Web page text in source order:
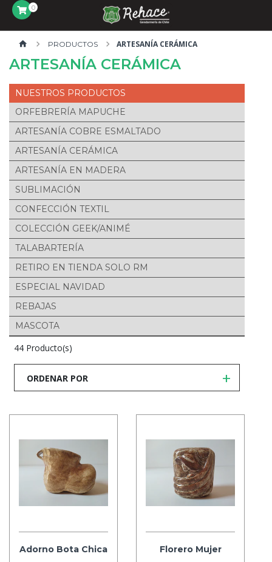
0
PRODUCTOS ARTESANÍA CERÁMICA
ARTESANÍA CERÁMICA
PRODUCTOS
ORFEBRERÍA MAPUCHE
ARTESANÍA COBRE ESMALTADO
ARTESANÍA CERÁMICA
ARTESANÍA EN MADERA
SUBLIMACIÓN
CONFECCIÓN TEXTIL
COLECCIÓN GEEK/ANIMÉ
TALABARTERÍA
RETIRO EN TIENDA SOLO RM
ESPECIAL NAVIDAD
REBAJAS
MASCOTA
44 Producto(s)
ORDENAR POR
Adorno Bota Chica Florero Mujer